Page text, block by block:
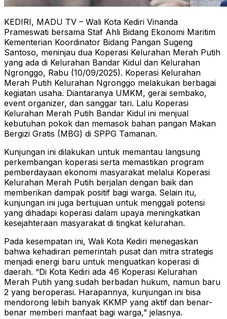
KEDIRI, MADU TV – Wali Kota Kediri Vinanda
Prameswati bersama Staf Ahli Bidang Ekonomi Maritim
Kementerian Koordinator Bidang Pangan Sugeng
Santoso, meninjau dua Koperasi Kelurahan Merah Putih
yang ada di Kelurahan Bandar Kidul dan Kelurahan
Ngronggo, Rabu (10/09/2025). Koperasi Kelurahan
Merah Putih Kelurahan Ngronggo melakukan berbagai
kegiatan usaha. Diantaranya UMKM, gerai sembako,
event organizer, dan sanggar tari. Lalu Koperasi
Kelurahan Merah Putih Bandar Kidul ini menjual
kebutuhan pokok dan memasok bahan pangan Makan
Bergizi Gratis (MBG) di SPPG Tamanan.
Kunjungan ini dilakukan untuk memantau langsung
perkembangan koperasi serta memastikan program
pemberdayaan ekonomi masyarakat melalui Koperasi
Kelurahan Merah Putih berjalan dengan baik dan
memberikan dampak positif bagi warga. Selain itu,
kunjungan ini juga bertujuan untuk menggali potensi
yang dihadapi koperasi dalam upaya meningkatkan
kesejahteraan masyarakat di tingkat kelurahan.
Pada kesempatan ini, Wali Kota Kediri menegaskan
bahwa kehadiran pemerintah pusat dan mitra strategis
menjadi energi baru untuk menguatkan koperasi di
daerah. “Di Kota Kediri ada 46 Koperasi Kelurahan
Merah Putih yang sudah berbadan hukum, namun baru
2 yang beroperasi. Harapannya, kunjungan ini bisa
mendorong lebih banyak KKMP yang aktif dan benar-
benar memberi manfaat bagi warga,” jelasnya.